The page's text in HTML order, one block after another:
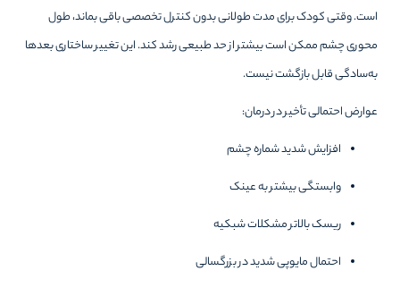
است. وقتی کودک برای مدت طولانی بدون کنترل تخصصی باقی بماند، طول
محوری چشم ممکن است بیشتر از حد طبیعی رشد کند. این تغییر ساختاری بعدها
به‌سادگی قابل بازگشت نیست.
عوارض احتمالی تأخیر در درمان:
افزایش شدید شماره چشم
وابستگی بیشتر به عینک
ریسک بالاتر مشکلات شبکیه
احتمال مایوپی شدید در بزرگسالی